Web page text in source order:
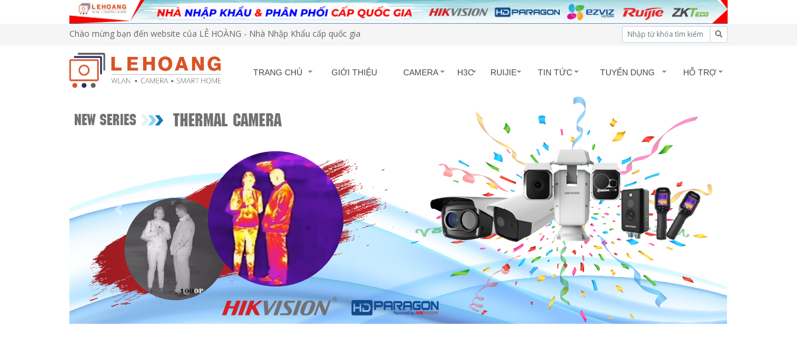
Chào mừng bạn đến website của LÊ HOÀNG - Nhà Nhập Khẩu cấp quốc gia
TRANG CHỦ GIỚI THIỆU CAMERA H3C RUIJIE TIN TỨC TUYỂN DỤNG HỖ TRỢ
Trang chủ Sản phẩm 2mp ultra